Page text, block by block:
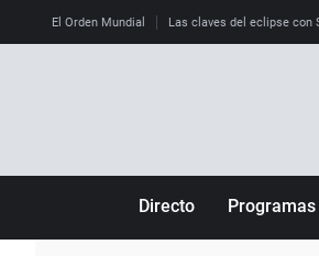
El Orden Mundial Las claves del eclipse con
Directo Programas